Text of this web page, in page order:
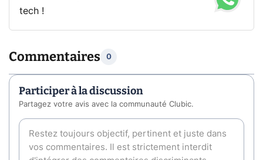
tech !
Commentaires 0
Participer à la discussion
Partagez votre avis avec la communauté Clubic.